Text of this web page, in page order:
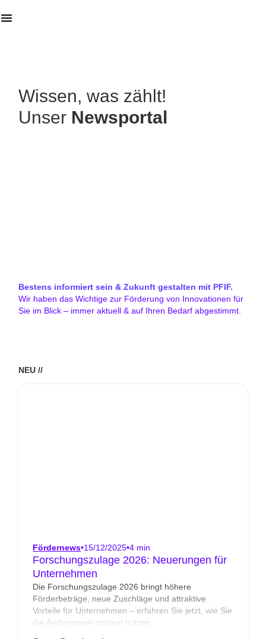
Wissen, was zählt!
Unser Newsportal
Bestens informiert sein & Zukunft gestalten mit PFIF.
Wir haben das Wichtige zur Förderung von Innovationen für
Sie im Blick – immer aktuell & auf Ihren Bedarf abgestimmt.
NEU //
Fördernews•15/12/2025•4 min
Forschungszulage 2026: Neuerungen für
Unternehmen
Die Forschungszulage 2026 bringt höhere
Förderbeträge, neue Zuschläge und attraktive
Vorteile für Unternehmen – erfahren Sie jetzt, wie Sie
die Änderungen optimal nutzen.